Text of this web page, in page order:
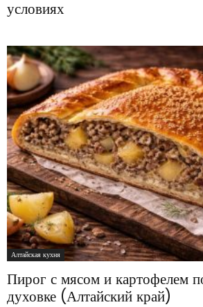
условиях
Алтайская кухня
Пирог с мясом и картофелем
духовке (Алтайский край)